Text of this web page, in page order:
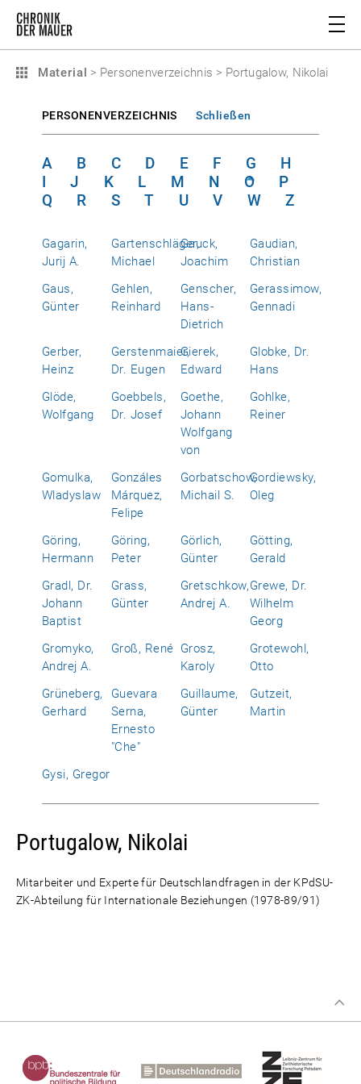
Material > Personenverzeichnis > Portugalow, Nikolai
PERSONENVERZEICHNIS Schließen
A B C D E F G
H
I
J K L M N O
P
Q
R S T U V W Z
Gagarin,
Jurij A.
Gartenschläger,
Michael
Gauck,
Joachim
Gaudian,
Christian
Gaus,
Günter
Gehlen,
Reinhard
Genscher,
Hans-
Dietrich
Gerassimow,
Gennadi
Gerber,
Heinz
Gerstenmaier,
Dr. Eugen
Gierek,
Edward
Globke, Dr.
Hans
Glöde,
Wolfgang
Goebbels,
Dr. Josef
Goethe,
Johann
Wolfgang
von
Gohlke,
Reiner
Gomulka,
Wladyslaw
Gonzáles
Márquez,
Felipe
Gorbatschow,
Michail S.
Gordiewsky,
Oleg
Göring,
Hermann
Göring,
Peter
Görlich,
Günter
Götting,
Gerald
Gradl, Dr.
Johann
Baptist
Grass,
Günter
Gretschkow,
Andrej A.
Grewe, Dr.
Wilhelm
Georg
Gromyko,
Andrej A.
Groß, René Grosz,
Karoly
Grotewohl,
Otto
Grüneberg,
Gerhard
Guevara
Serna,
Ernesto
"Che"
Guillaume,
Günter
Gutzeit,
Martin
Gysi, Gregor
Portugalow, Nikolai
Mitarbeiter und Experte für Deutschlandfragen in der KPdSU-
ZK-Abteilung für Internationale Beziehungen (1978-89/91)